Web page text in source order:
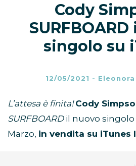
Cody
singolo su
12/05/2021 -
L’attesa è finita! Cody
SURFBOARD il nuovo singolo
Marzo, in vendita su iTunes